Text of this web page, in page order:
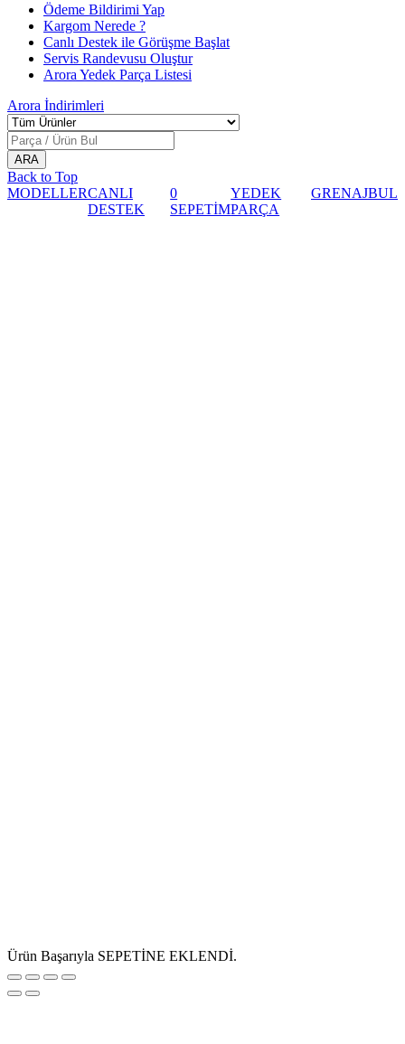
Ödeme Bildirimi Yap
Kargom Nerede ?
Canlı Destek ile Görüşme Başlat
Servis Randevusu Oluştur
Arora Yedek Parça Listesi
Arora İndirimleri
Back to Top
MODELLERCANLI
DESTEK
0
SEPETİM
YEDEK
PARÇA
GRENAJBUL
Ürün Başarıyla SEPETİNE EKLENDİ.